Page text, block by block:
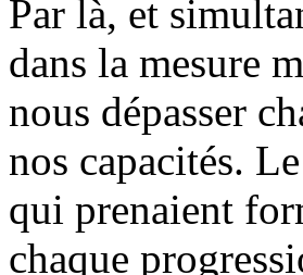
Par là, et
dans la mesure
nous dépasser
nos capacités.
qui prenaient
chaque